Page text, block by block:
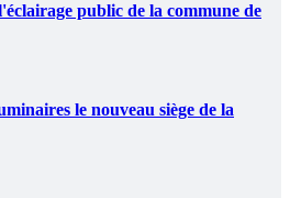
public de la commune de
le nouveau siège de la